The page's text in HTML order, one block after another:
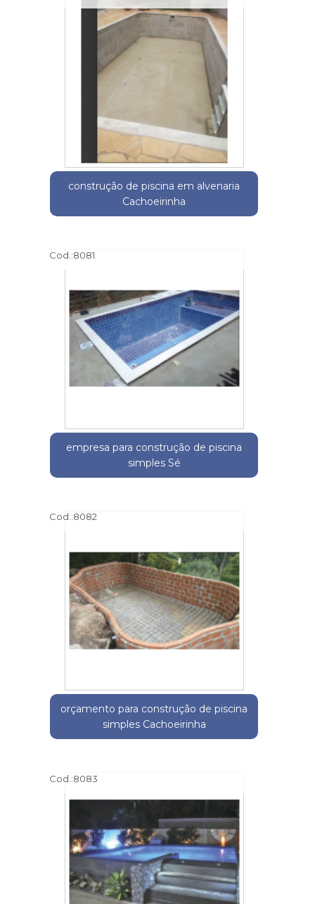
construção de piscina em alvenaria
Cachoeirinha
Cod.:8081
empresa para construção de piscina
simples Sé
Cod.:8082
orçamento para construção de piscina
simples Cachoeirinha
Cod.:8083